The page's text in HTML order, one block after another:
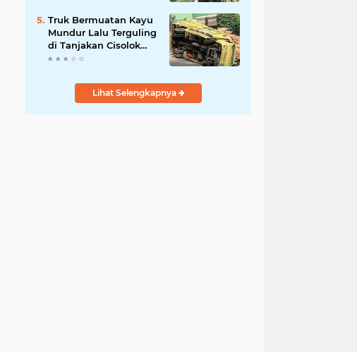
Edukasi Pertanian
Modern di Sukabumi
Truk Bermuatan Kayu
Mundur Lalu Terguling
di Tanjakan Cisolok
Sukabumi, Polisi:
Menanjak
Lihat Selengkapnya